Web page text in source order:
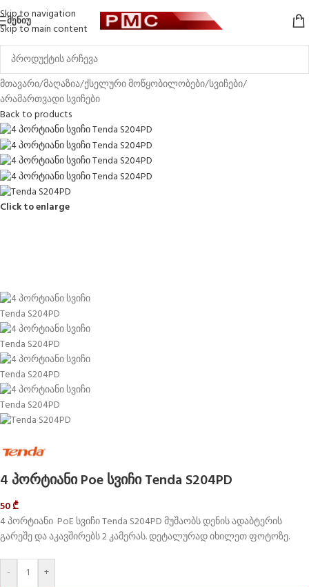
Skip to navigation
Skip to main content
ᲛᲔᲜᲘᲣ
მთავარი/მაღაზია/ქსელური მოწყობილობები/სვიჩები/
არამართვადი სვიჩები
Back to products
Click to enlarge
4 პორტიანი Poe სვიჩი Tenda S204PD
50₾
4 პორტიანი PoE სვიჩი Tenda S204PD მუშაობს დენის ადაბტერის
გარეშე და აკავშირებს 2 კამერას. დეტალურად იხილეთ ფოტოზე.
- +